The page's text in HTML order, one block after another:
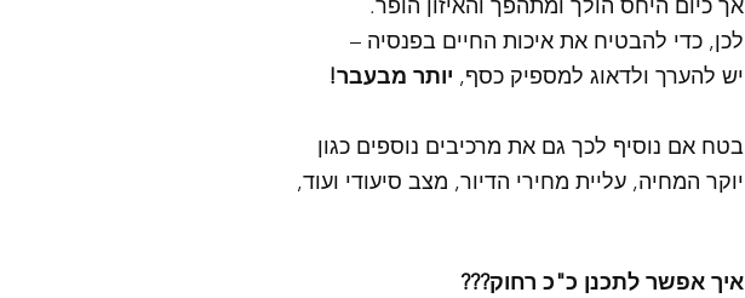
אך כיום היחס הולך ומתהפך והאיזון הופר.
לכן, כדי להבטיח את איכות החיים בפנסיה –
יש להערך ולדאוג למספיק כסף, יותר מבעבר!
בטח אם נוסיף לכך גם את מרכיבים נוספים כגון
יוקר המחיה, עליית מחירי הדיור, מצב סיעודי ועוד,
איך אפשר לתכנן כ"כ רחוק???